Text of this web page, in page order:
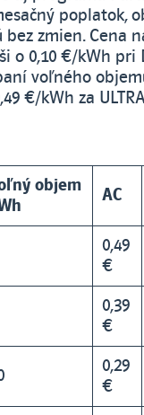
poplatok,
zmien. Cena
o 0,10 €/kWh pri
voľného
€/kWh za
objem
AC
0,49
€
0,39
€
0,29
€